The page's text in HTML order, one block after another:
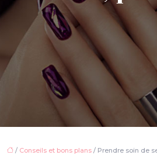
/ Conseils et bons plans / Prendre soin de